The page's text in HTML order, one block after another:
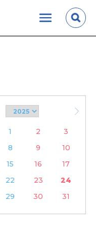
1 2
3
8 9
10
15 16
17
22 23
24
29 30 31